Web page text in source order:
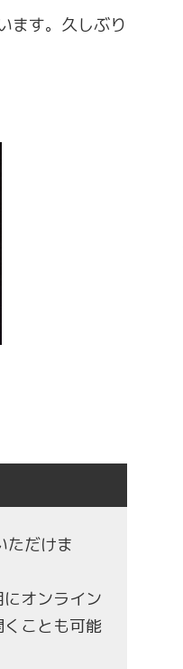
ます。久しぶり
ただけま
オンライン
ことも可能